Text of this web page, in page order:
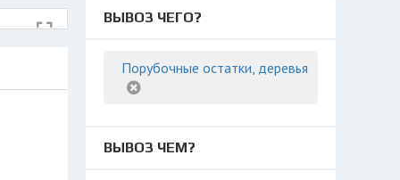
ВЫВОЗ ЧЕГО?
Порубочные остатки, деревья
ВЫВОЗ ЧЕМ?